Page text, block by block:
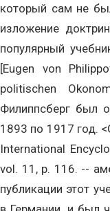
который сам не
изложение
популярный
[Eugen von
politischen
Филиппсберг был
1893 по 1917 год.
International
vol. 11, p. 116. --
публикации этот